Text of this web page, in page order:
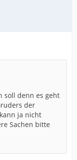
soll denn es geht
der
ja nicht
Sachen bitte